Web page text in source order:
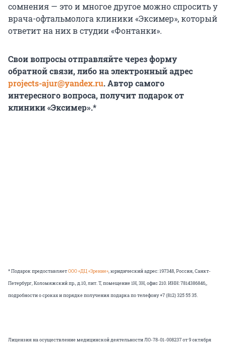
сомнения — это и многое другое можно спросить у
врача-офтальмолога клиники «Эксимер», который
ответит на них в студии «Фонтанки».
Свои вопросы отправляйте через форму
обратной связи, либо на электронный адрес
projects-ajur@yandex.ru. Автор самого
интересного вопроса, получит подарок от
клиники «Эксимер».*
* Подарок предоставляетООО «ДЦ «Зрение» , юридический адрес: 197348, Россия, Санкт-
Петербург, Коломяжский пр., д.10, лит. Т, помещение 1Н, 3Н, офис 210. ИНН: 7814386846,,
подробности о сроках и порядке получения подарка по телефону +7 (812) 325 55 35.
Лицензия на осуществление медицинской деятельности ЛО-78-01-008237 от 9 октября